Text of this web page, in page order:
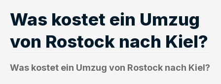
Was kostet ein Umzug
von Rostock nach Kiel?
Was kostet ein Umzug von Rostock nach Kiel?